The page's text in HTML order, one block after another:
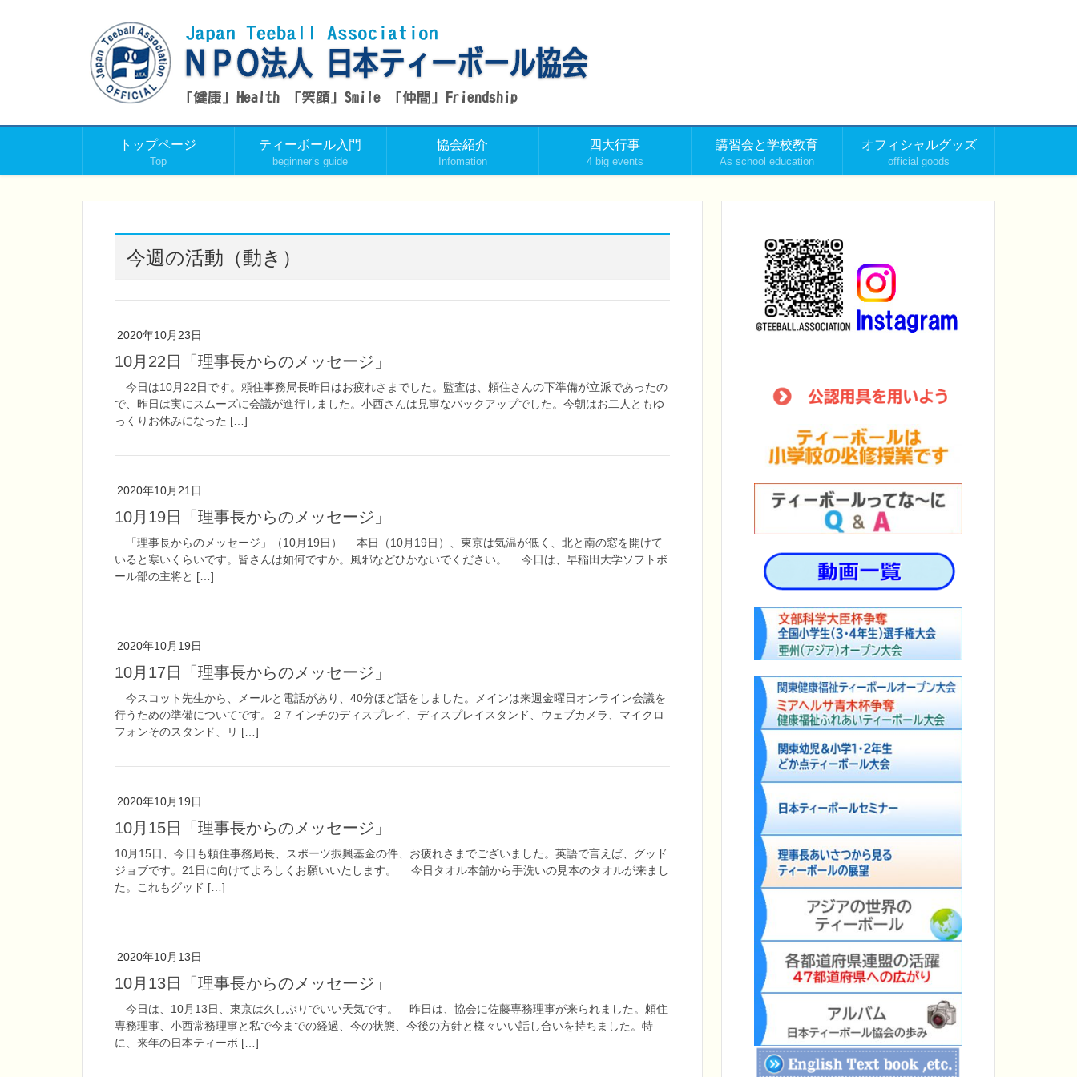
トップページ
Top
ティーボール入門
beginner’s guide
協会紹介
Infomation
四大行事
4 big events
講習会と学校教育
As school education
オフィシャルグッズ
official goods
今週の活動（動き）
2020年10月23日
10月22日「理事長からのメッセージ」
今日は10月22日です。頼住事務局長昨日はお疲れさまでした。監査は、頼住さんの下準備が立派であったの
で、昨日は実にスムーズに会議が進行しました。小西さんは見事なバックアップでした。今朝はお二人ともゆ
っくりお休みになった […]
2020年10月21日
10月19日「理事長からのメッセージ」
「理事長からのメッセージ」（10月19日） 本日（10月19日）、東京は気温が低く、北と南の窓を開けて
いると寒いくらいです。皆さんは如何ですか。風邪などひかないでください。 今日は、早稲田大学ソフトボ
ール部の主将と […]
2020年10月19日
10月17日「理事長からのメッセージ」
今スコット先生から、メールと電話があり、40分ほど話をしました。メインは来週金曜日オンライン会議を
行うための準備についてです。２７インチのディスプレイ、ディスプレイスタンド、ウェブカメラ、マイクロ
フォンそのスタンド、リ […]
2020年10月19日
10月15日「理事長からのメッセージ」
10月15日、今日も頼住事務局長、スポーツ振興基金の件、お疲れさまでございました。英語で言えば、グッド
ジョブです。21日に向けてよろしくお願いいたします。 今日タオル本舗から手洗いの見本のタオルが来まし
た。これもグッド […]
2020年10月13日
10月13日「理事長からのメッセージ」
今日は、10月13日、東京は久しぶりでいい天気です。 昨日は、協会に佐藤専務理事が来られました。頼住
専務理事、小西常務理事と私で今までの経過、今の状態、今後の方針と様々いい話し合いを持ちました。特
に、来年の日本ティーボ […]